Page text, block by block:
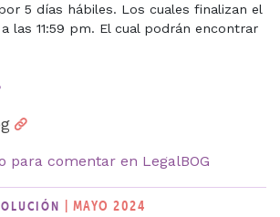
5 días hábiles. Los cuales finalizan el
las 11:59 pm. El cual podrán encontrar
para comentar en LegalBOG
| MAYO 2024